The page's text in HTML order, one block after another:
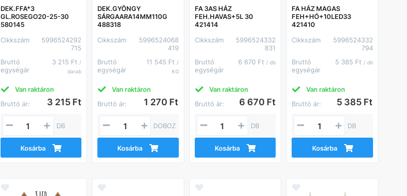
DEK.FFA*3
GL.ROSEGO20-25-30
580145
Cikkszám
5996524292
715
Bruttó
egységár
3 215 Ft /
darab
Van raktáron
Bruttó ár:
3 215 Ft
DB
Kosárba
DEK.GYÖNGY
SÁRGAARA14MM110G
488318
Cikkszám
5996524068
419
Bruttó
egységár
11 545 Ft /
KG
Van raktáron
Bruttó ár:
1 270 Ft
DOBOZ
Kosárba
FA 3AS HÁZ
FEH.HAVAS+5L 30
421414
Cikkszám
5996524332
831
Bruttó
egységár
6 670 Ft / db
Van raktáron
Bruttó ár:
6 670 Ft
DB
Kosárba
FA HÁZ MAGAS
FEH+HÓ+10LED33
421410
Cikkszám
5996524332
794
Bruttó
egységár
5 385 Ft / db
Van raktáron
Bruttó ár:
5 385 Ft
DB
Kosárba